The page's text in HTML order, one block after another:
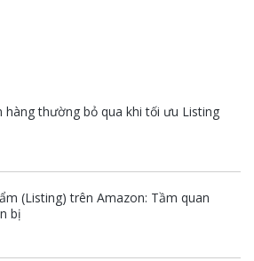
hàng thường bỏ qua khi tối ưu Listing
(Listing) trên Amazon: Tầm quan
bị